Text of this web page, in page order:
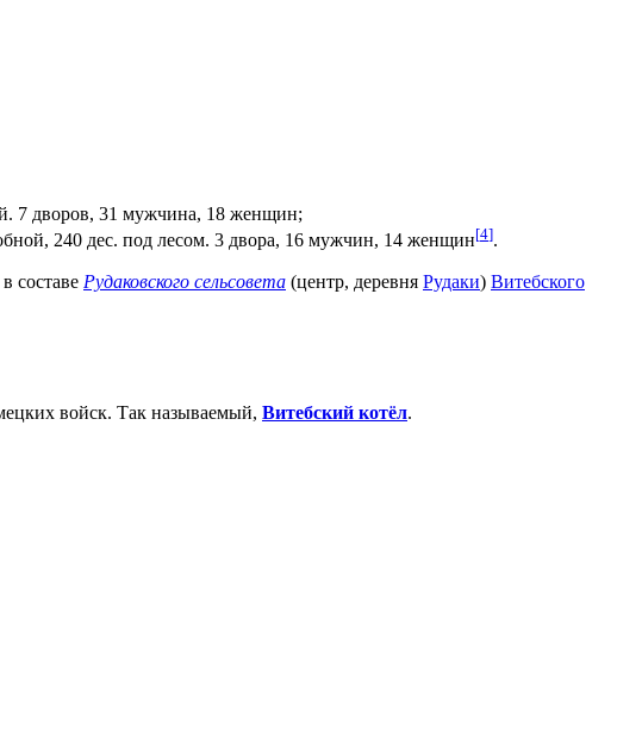
7 дворов, 31 мужчина, 18 женщин;
240 дес. под лесом. 3 двора, 16 мужчин, 14 женщин[4].
составе Рудаковского сельсовета (центр, деревня Рудаки) Витебского
войск. Так называемый, Витебский котёл.